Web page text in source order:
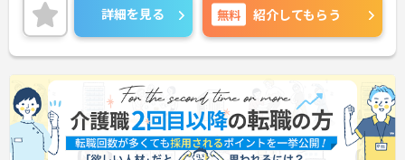
詳細を見る 無料 紹介してもらう